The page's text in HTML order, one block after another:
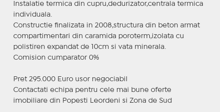
Instalatie termica din cupru,dedurizator,centrala termica
individuala.
Constructie finalizata in 2008,structura din beton armat
compartimentari din caramida poroterm,izolata cu
polistiren expandat de 10cm si vata minerala.
Comision cumparator 0%
Pret 295.000 Euro usor negociabil
Contactati echipa pentru cele mai bune oferte
imobiliare din Popesti Leordeni si Zona de Sud